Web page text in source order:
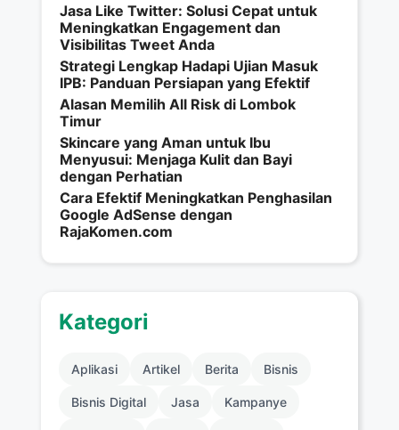
Jasa Like Twitter: Solusi Cepat untuk
Meningkatkan Engagement dan
Visibilitas Tweet Anda
Strategi Lengkap Hadapi Ujian Masuk
IPB: Panduan Persiapan yang Efektif
Alasan Memilih All Risk di Lombok
Timur
Skincare yang Aman untuk Ibu
Menyusui: Menjaga Kulit dan Bayi
dengan Perhatian
Cara Efektif Meningkatkan Penghasilan
Google AdSense dengan
RajaKomen.com
Kategori
Aplikasi Artikel Berita Bisnis
Bisnis Digital Jasa Kampanye